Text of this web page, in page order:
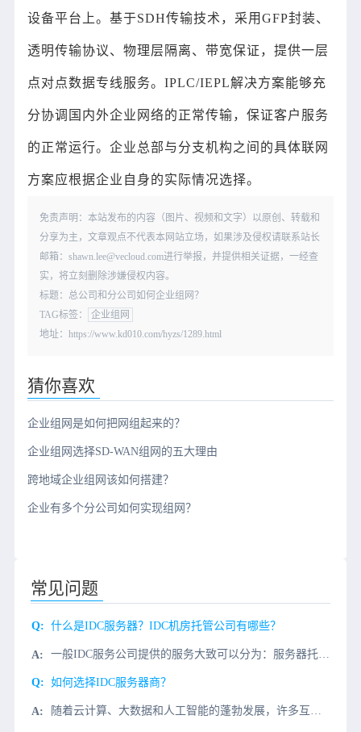
设备平台上。基于SDH传输技术，采用GFP封装、
透明传输协议、物理层隔离、带宽保证，提供一层
点对点数据专线服务。IPLC/IEPL解决方案能够充
分协调国内外企业网络的正常传输，保证客户服务
的正常运行。企业总部与分支机构之间的具体联网
方案应根据企业自身的实际情况选择。
免责声明：本站发布的内容（图片、视频和文字）以原创、转载和
分享为主，文章观点不代表本网站立场，如果涉及侵权请联系站长
邮箱：shawn.lee@vecloud.com进行举报，并提供相关证据，一经查
实，将立刻删除涉嫌侵权内容。
标题：总公司和分公司如何企业组网？
TAG标签：
企业组网
地址：https://www.kd010.com/hyzs/1289.html
猜你喜欢
企业组网是如何把网组起来的？
企业组网选择SD-WAN组网的五大理由
跨地域企业组网该如何搭建？
企业有多个分公司如何实现组网？
常见问题
什么是IDC服务器？IDC机房托管公司有哪些？
一般IDC服务公司提供的服务大致可以分为：服务器托管、服务器出租、带宽及IP增值服务、应用服务等。而微云网络公司就是一家致力于IDC服务的公司，公司骨干均有5年以上从业经验，下面小编就IDC服务器这一
如何选择IDC服务器商？
随着云计算、大数据和人工智能的蓬勃发展，许多互联网初创公司都在各自的领域努力赢得一席之地。其中，云服务器和物理服务器的支持是分不开的用户需要托管服务器，如何选择IDC服务器商？实际调查IDC服务器的机